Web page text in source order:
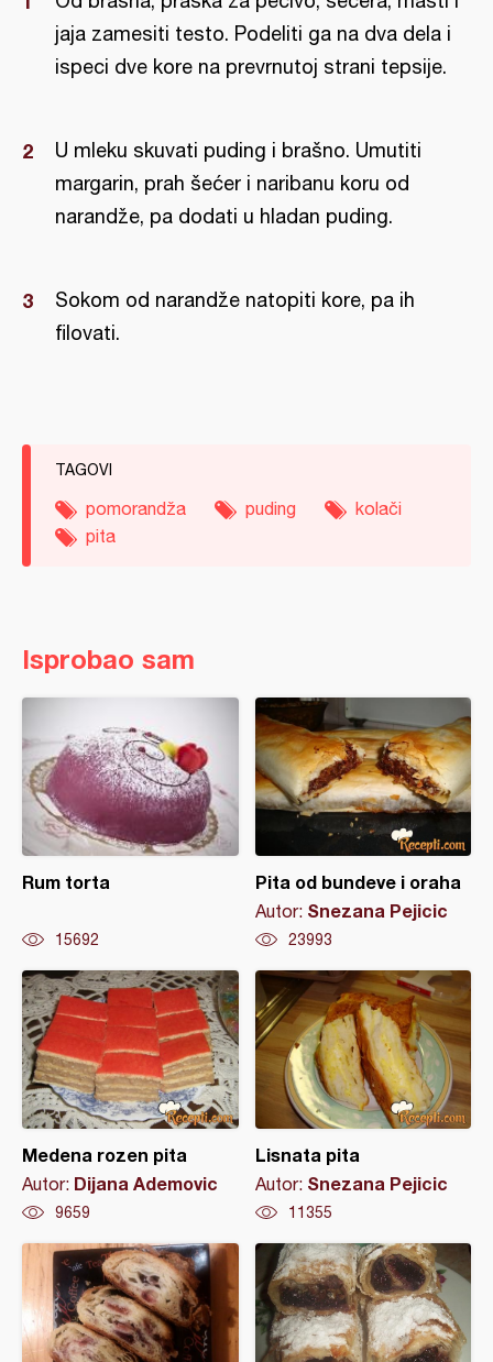
jaja zamesiti testo. Podeliti ga na dva dela i
ispeci dve kore na prevrnutoj strani tepsije.
U mleku skuvati puding i brašno. Umutiti
margarin, prah šećer i naribanu koru od
narandže, pa dodati u hladan puding.
Sokom od narandže natopiti kore, pa ih
filovati.
TAGOVI
pomorandža puding
kolači
pita
Isprobao sam
Rum torta
15692
Pita od bundeve i oraha
Autor: Snezana Pejicic
23993
Medena rozen pita
Autor: Dijana Ademovic
9659
Lisnata pita
Autor: Snezana Pejicic
11355